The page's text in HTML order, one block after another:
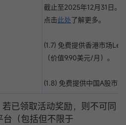
截止至2025年12月31日。
点击此处了解更多。
(1.7) 免费提供香港市场
（价值9.90美元/月）。
(1.8) 免费提供中国A股市
已领取活动奖励，则不可同
（包括但不限于